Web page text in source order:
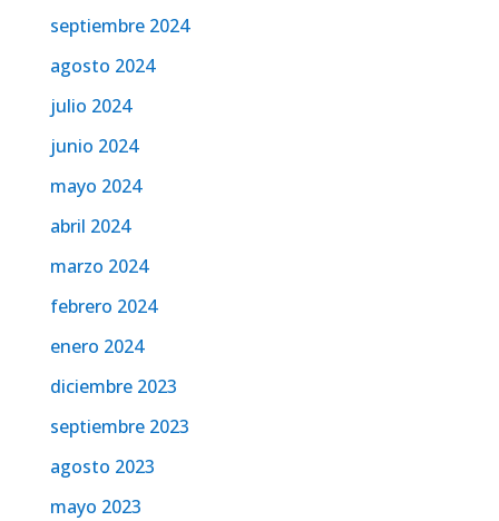
septiembre 2024
agosto 2024
julio 2024
junio 2024
mayo 2024
abril 2024
marzo 2024
febrero 2024
enero 2024
diciembre 2023
septiembre 2023
agosto 2023
mayo 2023